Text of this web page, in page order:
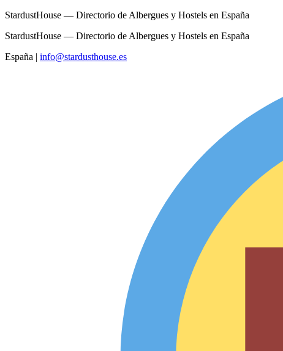
StardustHouse — Directorio de Albergues y Hostels en España
StardustHouse — Directorio de Albergues y Hostels en España
España | info@stardusthouse.es